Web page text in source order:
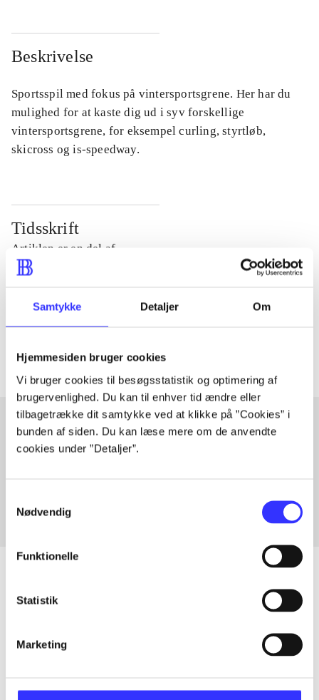
Samtykke Detaljer Om
Hjemmesiden bruger cookies
Vi bruger cookies til besøgsstatistik og optimering af
brugervenlighed. Du kan til enhver tid ændre eller
tilbagetrække dit samtykke ved at klikke på ”Cookies” i
bunden af siden. Du kan læse mere om de anvendte
cookies under ”Detaljer”.
Nødvendig
Funktionelle
Statistik
Marketing
Beskrivelse
Sportsspil med fokus på vintersportsgrene. Her har du
mulighed for at kaste dig ud i syv forskellige
vintersportsgrene, for eksempel curling, styrtløb,
skicross og is-speedway.
Tidsskrift
Artiklen er en del af
Tidsskrift
Artiklerne i handler ofte om
Artikler med samme emner